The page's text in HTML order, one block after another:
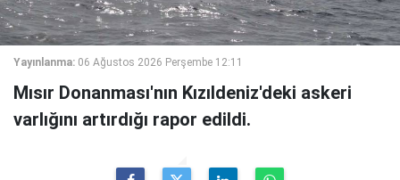
Yayınlanma: 06 Ağustos 2026 Perşembe 12:11
Mısır Donanması'nın Kızıldeniz'deki askeri
varlığını artırdığı rapor edildi.